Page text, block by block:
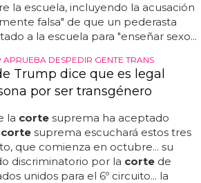
la escuela, incluyendo la acusación
falsa" de que un pederasta
a la escuela para "enseñar sexo...
DESPEDIR GENTE TRANS
Trump dice que es legal
por ser transgénero
la cortesuprema ha aceptado
cortesuprema escuchará estos tres
que comienza en octubre... su
discriminatorio por la cortede
unidos para el 6º circuito... la